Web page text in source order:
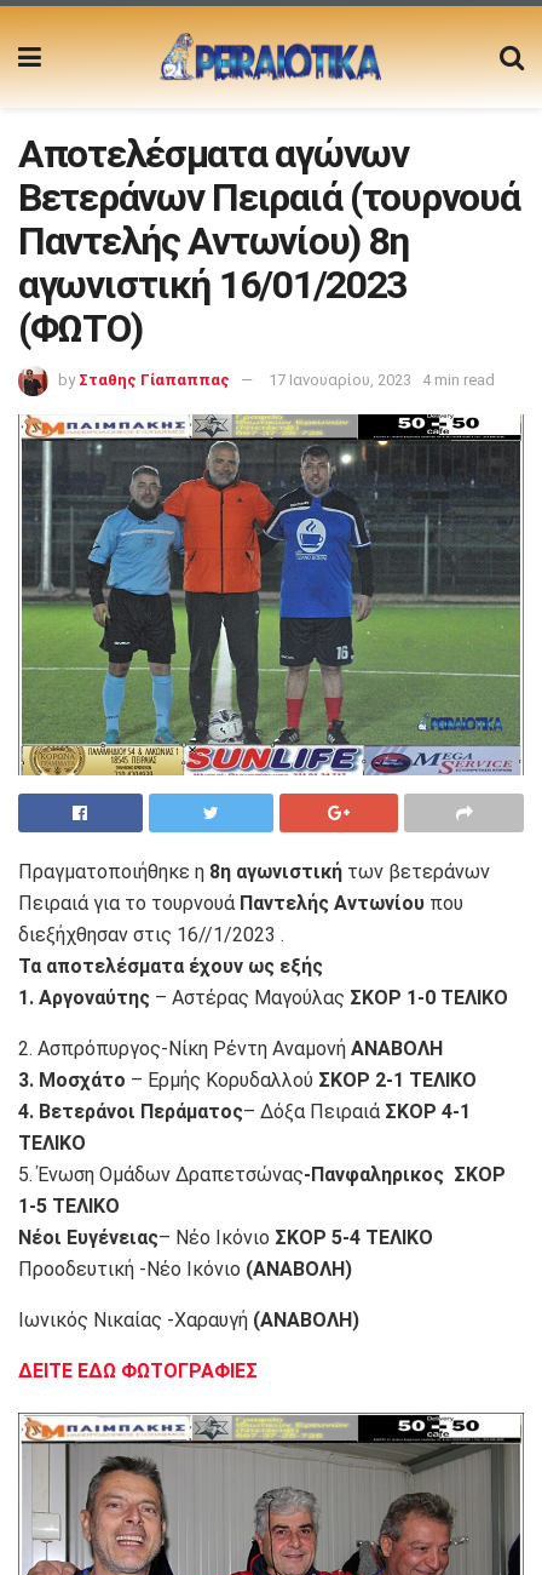
Αποτελέσματα αγώνων
Βετεράνων Πειραιά (τουρνουά
Παντελής Αντωνίου) 8η
αγωνιστική 16/01/2023
(ΦΩΤΟ)
by Σταθης Γίαπαππας 17 Ιανουαρίου, 2023 4 min read
Πραγματοποιήθηκε η 8η αγωνιστική των βετεράνων
Πειραιά για το τουρνουά Παντελής Αντωνίου που
διεξήχθησαν στις 16//1/2023 .
Τα αποτελέσματα έχουν ως εξής
1. Αργοναύτης – Αστέρας Μαγούλας ΣΚΟΡ 1-0 ΤΕΛΙΚΟ
2. Ασπρόπυργος-Νίκη Ρέντη Αναμονή ΑΝΑΒΟΛΗ
3. Μοσχάτο – Ερμής Κορυδαλλού ΣΚΟΡ 2-1 ΤΕΛΙΚΟ
4. Βετεράνοι Περάματος– Δόξα Πειραιά ΣΚΟΡ 4-1
ΤΕΛΙΚΟ
5. Ένωση Ομάδων Δραπετσώνας-Πανφαληρικος ΣΚΟΡ
1-5 ΤΕΛΙΚΟ
Νέοι Ευγένειας– Νέο Ικόνιο ΣΚΟΡ 5-4 ΤΕΛΙΚΟ
Προοδευτική -Νέο Ικόνιο (ANABOΛΗ)
Ιωνικός Νικαίας -Χαραυγή (ΑΝΑΒΟΛΗ)
ΔΕΙΤΕ ΕΔΩ ΦΩΤΟΓΡΑΦΙΕΣ